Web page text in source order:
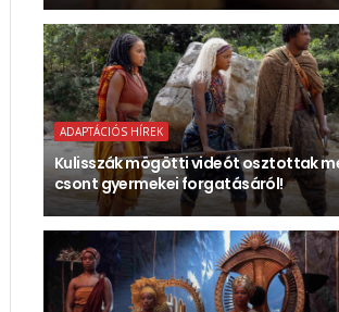
ADAPTÁCIÓS HÍREK
Kulisszák mögötti videót osztottak
csont gyermekei forgatásáról!